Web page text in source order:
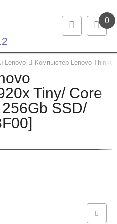
0
Lenovo Компьютер Lenovo
Tiny/ Core
SSD/